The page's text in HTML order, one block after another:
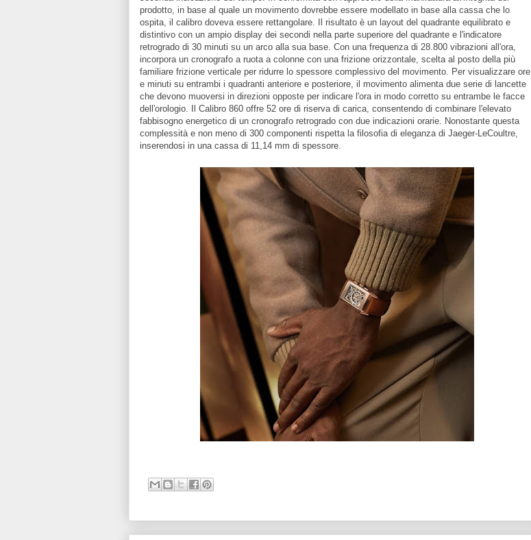
prodotto, in base al quale un movimento dovrebbe essere modellato in base alla cassa che lo
ospita, il calibro doveva essere rettangolare. Il risultato è un layout del quadrante equilibrato e
distintivo con un ampio display dei secondi nella parte superiore del quadrante e l'indicatore
retrogrado di 30 minuti su un arco alla sua base. Con una frequenza di 28.800 vibrazioni all'ora,
incorpora un cronografo a ruota a colonne con una frizione orizzontale, scelta al posto della più
familiare frizione verticale per ridurre lo spessore complessivo del movimento. Per visualizzare ore
e minuti su entrambi i quadranti anteriore e posteriore, il movimento alimenta due serie di lancette
che devono muoversi in direzioni opposte per indicare l'ora in modo corretto su entrambe le facce
dell'orologio. Il Calibro 860 offre 52 ore di riserva di carica, consentendo di combinare l'elevato
fabbisogno energetico di un cronografo retrogrado con due indicazioni orarie. Nonostante questa
complessità e non meno di 300 componenti rispetta la filosofia di eleganza di Jaeger-LeCoultre,
inserendosi in una cassa di 11,14 mm di spessore.